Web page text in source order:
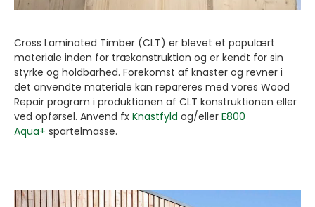
Cross Laminated Timber (CLT) er blevet et populært
materiale inden for trækonstruktion og er kendt for sin
styrke og holdbarhed. Forekomst af knaster og revner i
det anvendte materiale kan repareres med vores Wood
Repair program i produktionen af CLT konstruktionen eller
ved opførsel. Anvend fx Knastfyld og/eller E800
Aqua+ spartelmasse.